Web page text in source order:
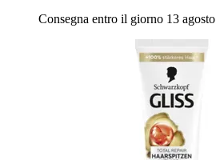
Consegna entro il giorno 13 agosto